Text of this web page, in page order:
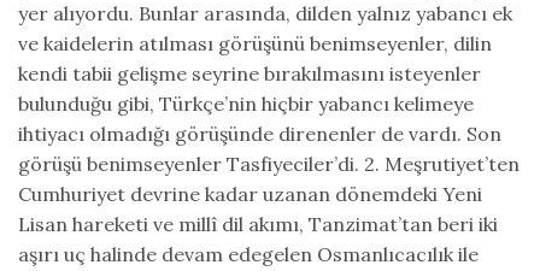
yer alıyordu. Bunlar arasında, dilden yalnız yabancı ek
ve kaidelerin atılması görüşünü benimseyenler, dilin
kendi tabii gelişme seyrine bırakılmasını isteyenler
bulunduğu gibi, Türkçe’nin hiçbir yabancı kelimeye
ihtiyacı olmadığı görüşünde direnenler de vardı. Son
görüşü benimseyenler Tasfiyeciler’di. 2. Meşrutiyet’ten
Cumhuriyet devrine kadar uzanan dönemdeki Yeni
Lisan hareketi ve millî dil akımı, Tanzimat’tan beri iki
aşırı uç halinde devam edegelen Osmanlıcacılık ile